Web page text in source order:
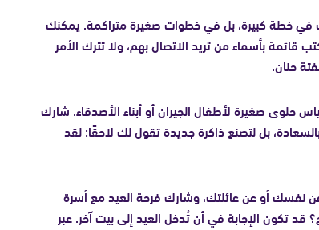
في خطة كبيرة، بل في خطوات صغيرة متراكمة. يمكنك
قائمة بأسماء من تريد الاتصال بهم، ولا تترك الأمر
حنان.
حلوى صغيرة لأطفال الجيران أو أبناء الأصدقاء. شارك
بل لتصنع ذاكرة جديدة تقول لك لاحقًا: لقد
عن نفسك أو عن عائلتك، وشارك فرحة العيد مع أسرة
تكون الإجابة في أن تُدخل العيد إلى بيت آخر. عبر